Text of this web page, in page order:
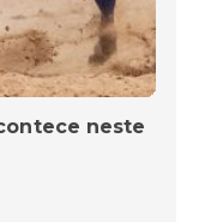
neste